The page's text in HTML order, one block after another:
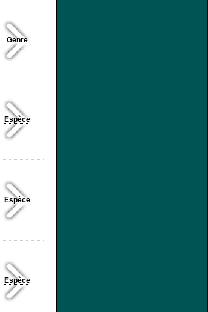
Genre
Espèce
Espèce
Espèce